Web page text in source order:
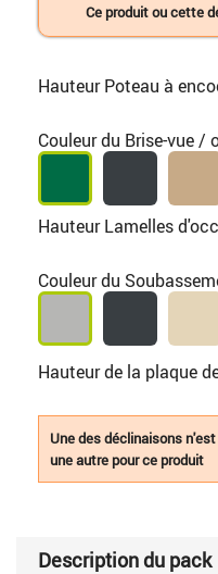
Ce produit ou cette
Hauteur Poteau à
Couleur du Brise-vue /
Hauteur Lamelles
Couleur du
Hauteur de la plaque
Une des déclinaisons
une autre pour ce produit
Description du pack